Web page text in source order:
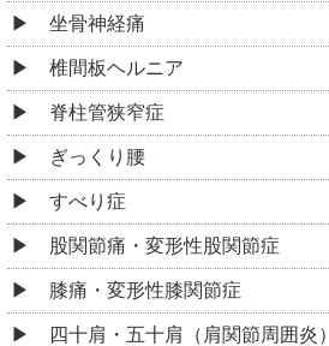
坐骨神経痛
椎間板ヘルニア
脊柱管狭窄症
ぎっくり腰
すべり症
股関節痛・変形性股関節症
膝痛・変形性膝関節症
四十肩・五十肩（肩関節周囲炎）